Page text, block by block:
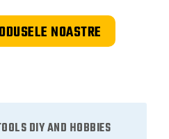
NOASTRE
DIY AND HOBBIES